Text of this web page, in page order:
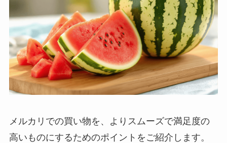
メルカリでの買い物を、よりスムーズで満足度の
高いものにするためのポイントをご紹介します。